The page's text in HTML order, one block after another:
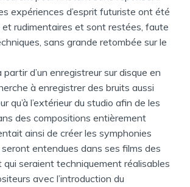
expériences d’esprit futuriste ont été
rudimentaires et sont restées, faute
sans grande retombée sur le
d’un enregistreur sur disque en
à enregistrer des bruits aussi
qu’à l’extérieur du studio afin de les
des compositions entièrement
ainsi de créer les symphonies
entendues dans ses films des
seraient techniquement réalisables
avec l’introduction du